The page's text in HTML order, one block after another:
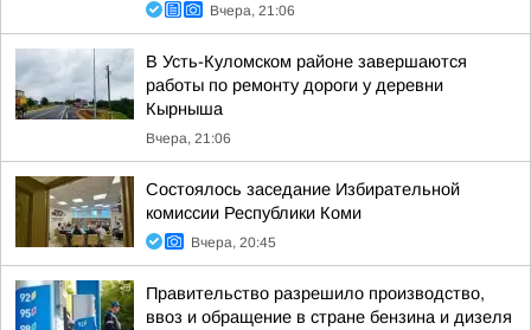
Вчера, 21:06
В Усть-Куломском районе завершаются
работы по ремонту дороги у деревни
Кырныша
Вчера, 21:06
Состоялось заседание Избирательной
комиссии Республики Коми
Вчера, 20:45
Правительство разрешило производство,
ввоз и обращение в стране бензина и дизеля